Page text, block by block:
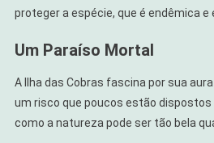
proteger a espécie, que é endêmica e
Um Paraíso Mortal
A Ilha das Cobras fascina por sua
um risco que poucos estão dispostos
como a natureza pode ser tão bela